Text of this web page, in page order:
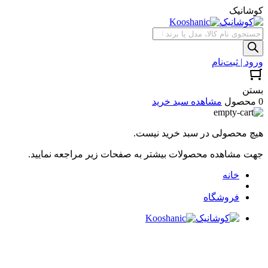
کوشانیک
جستجوی
محصولات
ورود | ثبت‌نام
بستن
0 محصول
مشاهده سبد خرید
هیچ محصولی در سبد خرید نیست.
جهت مشاهده محصولات بیشتر به صفحات زیر مراجعه نمایید.
خانه
فروشگاه